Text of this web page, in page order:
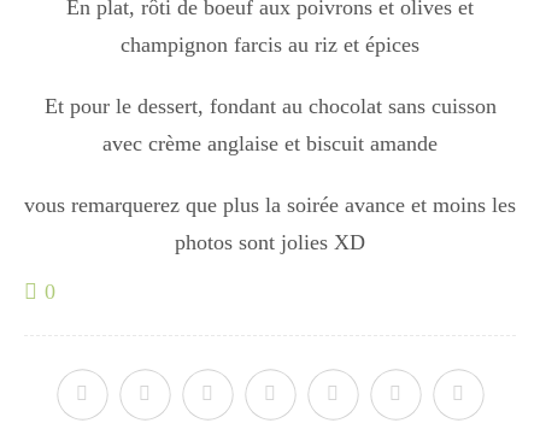
Mes amis en cuisine
Recettes Végétariennes
Resto
En plat, rôti de boeuf aux poivrons et olives et
champignon farcis au riz et épices
Et pour le dessert, fondant au chocolat sans cuisson
avec crème anglaise et biscuit amande
vous remarquerez que plus la soirée avance et moins les
photos sont jolies XD
0